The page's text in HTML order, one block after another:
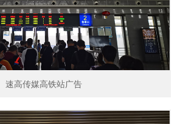
速高传媒高铁站广告